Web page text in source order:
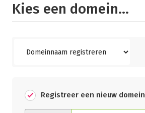
Kies een domein...
Registreer een nieuw domein